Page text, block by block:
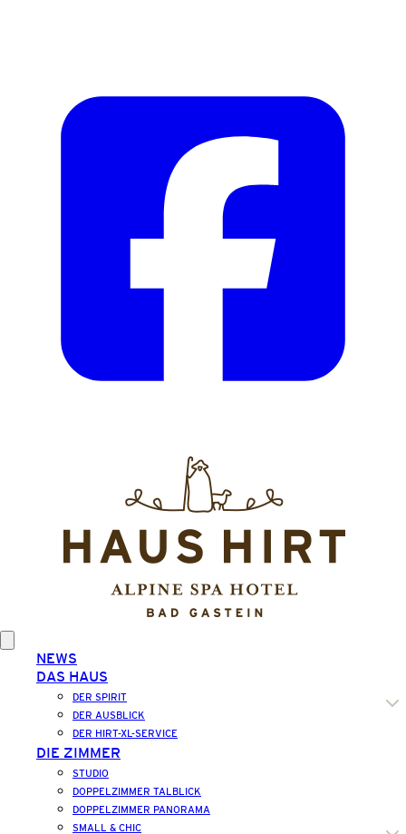
NEWS
DAS HAUS
DER SPIRIT
DER AUSBLICK
DER HIRT-XL-SERVICE
DIE ZIMMER
STUDIO
DOPPELZIMMER TALBLICK
DOPPELZIMMER PANORAMA
SMALL & CHIC